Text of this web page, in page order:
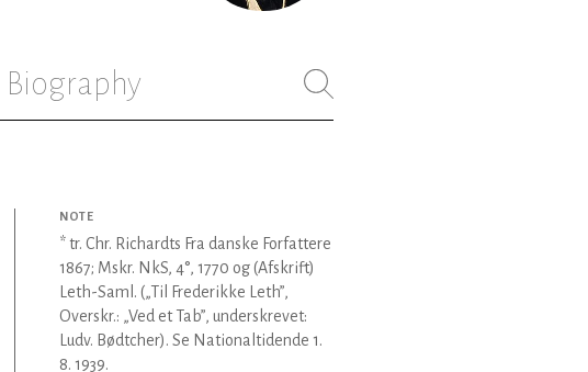
Biography
NOTE
* tr. Chr. Richardts Fra danske Forfattere
1867; Mskr. NkS, 4°, 1770 og (Afskrift)
Leth-Saml. („Til Frederikke Leth”,
Overskr.: „Ved et Tab”, underskrevet:
Ludv. Bødtcher). Se Nationaltidende 1.
8. 1939.